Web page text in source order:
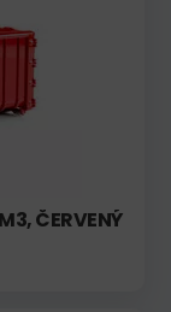
ČERVENÝ